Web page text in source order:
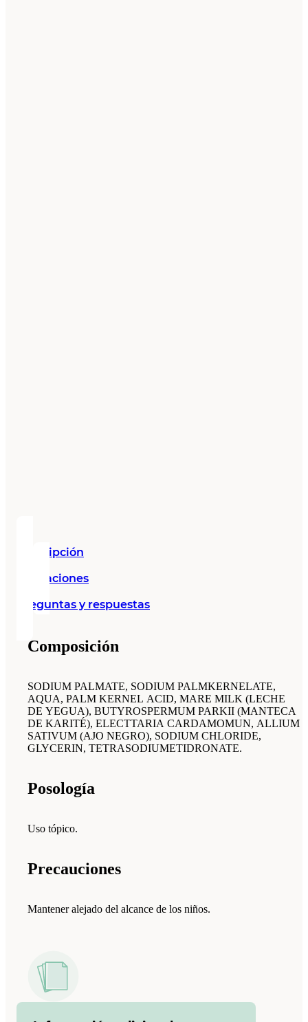
Descripción
Valoraciones
Preguntas y respuestas
Composición
SODIUM PALMATE, SODIUM PALMKERNELATE,
AQUA, PALM KERNEL ACID, MARE MILK (LECHE
DE YEGUA), BUTYROSPERMUM PARKII (MANTECA
DE KARITÉ), ELECTTARIA CARDAMOMUN, ALLIUM
SATIVUM (AJO NEGRO), SODIUM CHLORIDE,
GLYCERIN, TETRASODIUMETIDRONATE.
Posología
Uso tópico.
Precauciones
Mantener alejado del alcance de los niños.